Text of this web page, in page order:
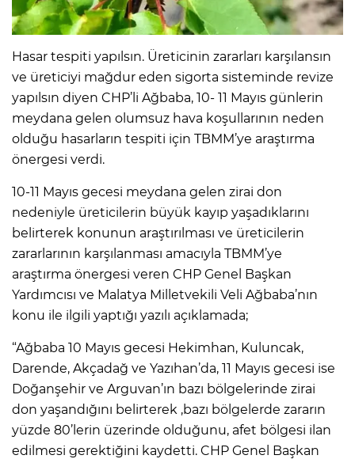
Hasar tespiti yapılsın. Üreticinin zararları karşılansın
ve üreticiyi mağdur eden sigorta sisteminde revize
yapılsın diyen CHP’li Ağbaba, 10- 11 Mayıs günlerin
meydana gelen olumsuz hava koşullarının neden
olduğu hasarların tespiti için TBMM’ye araştırma
önergesi verdi.
10-11 Mayıs gecesi meydana gelen zirai don
nedeniyle üreticilerin büyük kayıp yaşadıklarını
belirterek konunun araştırılması ve üreticilerin
zararlarının karşılanması amacıyla TBMM’ye
araştırma önergesi veren CHP Genel Başkan
Yardımcısı ve Malatya Milletvekili Veli Ağbaba’nın
konu ile ilgili yaptığı yazılı açıklamada;
“Ağbaba 10 Mayıs gecesi Hekimhan, Kuluncak,
Darende, Akçadağ ve Yazıhan’da, 11 Mayıs gecesi ise
Doğanşehir ve Arguvan’ın bazı bölgelerinde zirai
don yaşandığını belirterek ,bazı bölgelerde zararın
yüzde 80’lerin üzerinde olduğunu, afet bölgesi ilan
edilmesi gerektiğini kaydetti. CHP Genel Başkan